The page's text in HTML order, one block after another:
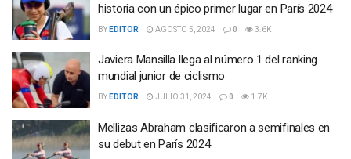
historia con un épico primer lugar en París 2024
BY EDITOR AGOSTO 5, 2024 0 3.6K
Javiera Mansilla llega al número 1 del ranking
mundial junior de ciclismo
BY EDITOR JULIO 31, 2024 0 1.7K
Mellizas Abraham clasificaron a semifinales en
su debut en París 2024